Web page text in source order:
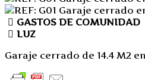
GASTOS DE COMUNIDAD
LUZ
Garaje cerrado de 14.4 M2